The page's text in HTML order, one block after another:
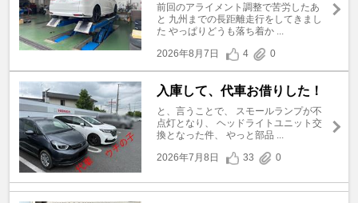
前回のアライメント調整で苦労したあ
と 九州までの長距離走行をしてきまし
た やっぱりどうも落ち着か ...
2026年8月7日
4 0
入庫して、代車お借りした！
と、言うことで、 スモールランプが不
点灯となり、 ヘッドライトユニット交
換となった件、 やっと部品 ...
2026年7月8日
33 0